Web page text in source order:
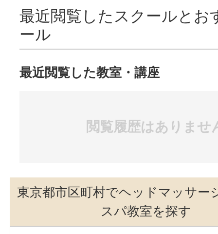
最近閲覧したスクールとお
ール
最近閲覧した教室・講座
閲覧履歴はありませ
東京都市区町村でヘッドマッサー
スパ教室を探す